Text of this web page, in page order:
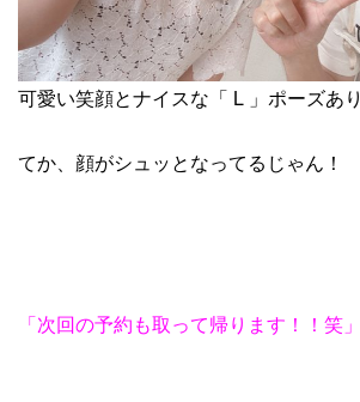
可愛い笑顔とナイスな「 L 」ポーズあ
てか、顔がシュッとなってるじゃん！
「次回の予約も取って帰ります！！笑」